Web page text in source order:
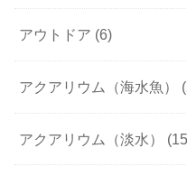
アウトドア (6)
アクアリウム（海水魚）
アクアリウム（淡水）